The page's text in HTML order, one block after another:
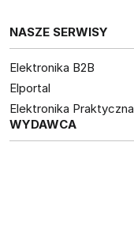
NASZE SERWISY
Elektronika B2B
Elportal
Elektronika Praktyczna
WYDAWCA